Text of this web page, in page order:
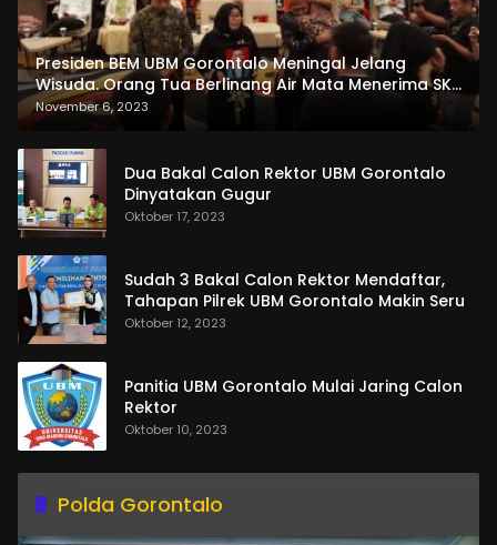
Presiden BEM UBM Gorontalo Meningal Jelang
Wisuda. Orang Tua Berlinang Air Mata Menerima SKL
dan Pemasangan Salempang
November 6, 2023
Dua Bakal Calon Rektor UBM Gorontalo
Dinyatakan Gugur
Oktober 17, 2023
Sudah 3 Bakal Calon Rektor Mendaftar,
Tahapan Pilrek UBM Gorontalo Makin Seru
Oktober 12, 2023
Panitia UBM Gorontalo Mulai Jaring Calon
Rektor
Oktober 10, 2023
Polda Gorontalo